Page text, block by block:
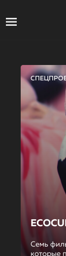
Семь
которые